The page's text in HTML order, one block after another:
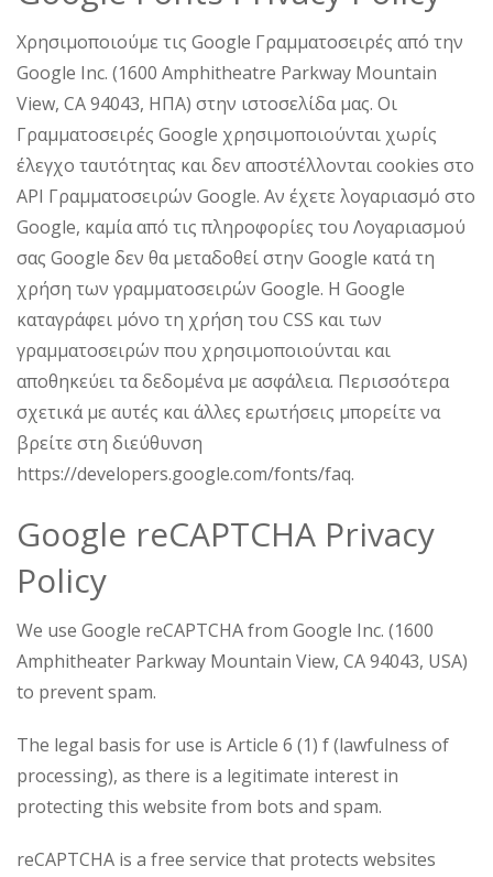
Χρησιμοποιούμε τις Google Γραμματοσειρές από την
Google Inc. (1600 Amphitheatre Parkway Mountain
View, CA 94043, ΗΠΑ) στην ιστοσελίδα μας. Οι
Γραμματοσειρές Google χρησιμοποιούνται χωρίς
έλεγχο ταυτότητας και δεν αποστέλλονται cookies στο
API Γραμματοσειρών Google. Αν έχετε λογαριασμό στο
Google, καμία από τις πληροφορίες του Λογαριασμού
σας Google δεν θα μεταδοθεί στην Google κατά τη
χρήση των γραμματοσειρών Google. Η Google
καταγράφει μόνο τη χρήση του CSS και των
γραμματοσειρών που χρησιμοποιούνται και
αποθηκεύει τα δεδομένα με ασφάλεια. Περισσότερα
σχετικά με αυτές και άλλες ερωτήσεις μπορείτε να
βρείτε στη διεύθυνση
https://developers.google.com/fonts/faq.
Google reCAPTCHA Privacy
Policy
We use Google reCAPTCHA from Google Inc. (1600
Amphitheater Parkway Mountain View, CA 94043, USA)
to prevent spam.
The legal basis for use is Article 6 (1) f (lawfulness of
processing), as there is a legitimate interest in
protecting this website from bots and spam.
reCAPTCHA is a free service that protects websites